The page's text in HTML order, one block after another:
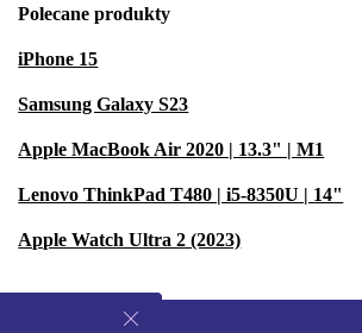
Polecane produkty
iPhone 15
Samsung Galaxy S23
Apple MacBook Air 2020 | 13.3" | M1
Lenovo ThinkPad T480 | i5-8350U | 14"
Apple Watch Ultra 2 (2023)